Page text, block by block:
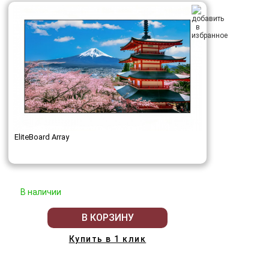
EliteBoard Array
В наличии
В КОРЗИНУ
Купить в 1 клик